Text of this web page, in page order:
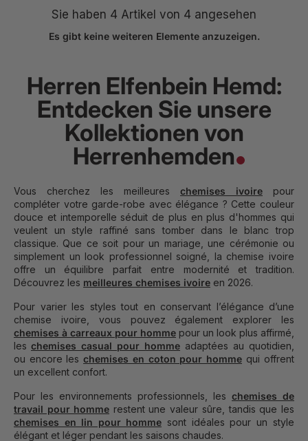
Sie haben 4 Artikel von 4 angesehen
Es gibt keine weiteren Elemente anzuzeigen.
Herren Elfenbein Hemd:
Entdecken Sie unsere
Kollektionen von
Herrenhemden
Vous cherchez les meilleures chemises ivoire pour
compléter votre garde-robe avec élégance ? Cette couleur
douce et intemporelle séduit de plus en plus d'hommes qui
veulent un style raffiné sans tomber dans le blanc trop
classique. Que ce soit pour un mariage, une cérémonie ou
simplement un look professionnel soigné, la chemise ivoire
offre un équilibre parfait entre modernité et tradition.
Découvrez les meilleures chemises ivoire en 2026.
Pour varier les styles tout en conservant l’élégance d’une
chemise ivoire, vous pouvez également explorer les
chemises à carreaux pour homme pour un look plus affirmé,
les chemises casual pour homme adaptées au quotidien,
ou encore les chemises en coton pour homme qui offrent
un excellent confort.
Pour les environnements professionnels, les chemises de
travail pour homme restent une valeur sûre, tandis que les
chemises en lin pour homme sont idéales pour un style
élégant et léger pendant les saisons chaudes.